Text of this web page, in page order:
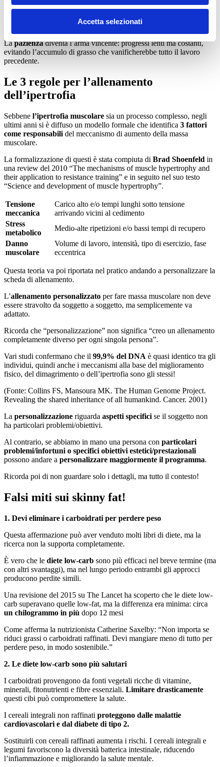
Accetta selezionati
vuole dimagrire. La differenza fondamentale per gli skinny fat è che
è molto più ridotto rispetto a chi ha una
Lapazienzadiventa l’arma vincente: progressi lenti ma costanti,
evitando l’accumulo di grasso che vanificherebbe tutto il lavoro
precedente.
Le 3 regole per l’allenamento
dell’ipertrofia
Sebbene l’ipertrofia muscolare sia un processo complesso, negli
ultimi anni si è diffuso un modello formale che identifica 3 fattori
come responsabili del meccanismo di aumento della massa
muscolare.
La formalizzazione di questi è stata compiuta di Brad Shoenfeld in
una review del 2010 “The mechanisms of muscle hypertrophy and
their application to resistance training” e in seguito nel suo testo
“Science and development of muscle hypertrophy”.
Tensione
meccanica
Carico alto e/o tempi lunghi sotto tensione
arrivando vicini al cedimento
Stress
metabolico
Medio-alte ripetizioni e/o bassi tempi di recupero
Danno
muscolare
Volume di lavoro, intensità, tipo di esercizio, fase
eccentrica
Questa teoria va poi riportata nel pratico andando a personalizzare la
scheda di allenamento.
L’allenamento personalizzato per fare massa muscolare non deve
essere stravolto da soggetto a soggetto, ma semplicemente va
adattato.
Ricorda che “personalizzazione” non significa “creo un allenamento
completamente diverso per ogni singola persona”.
Vari studi confermano che il 99,9% del DNA è quasi identico tra gli
individui, quindi anche i meccanismi alla base del miglioramento
fisico, del dimagrimento o dell’ipertrofia sono gli stessi!
(Fonte: Collins FS, Mansoura MK. The Human Genome Project.
Revealing the shared inheritance of all humankind. Cancer. 2001)
La personalizzazione riguarda aspetti specifici se il soggetto non
ha particolari problemi/obiettivi.
Al contrario, se abbiamo in mano una persona con particolari
problemi/infortuni o specifici obiettivi estetici/prestazionali
possono andare a personalizzare maggiormente il programma.
Ricorda poi di non guardare solo i dettagli, ma tutto il contesto!
Falsi miti sui skinny fat!
1. Devi eliminare i carboidrati per perdere peso
Questa affermazione può aver venduto molti libri di diete, ma la
ricerca non la supporta completamente.
È vero che le diete low-carb sono più efficaci nel breve termine (ma
con altri svantaggi), ma nel lungo periodo entrambi gli approcci
producono perdite simili.
Una revisione del 2015 su The Lancet ha scoperto che le diete low-
carb superavano quelle low-fat, ma la differenza era minima: circa
un chilogrammo in più dopo 12 mesi
Come afferma la nutrizionista Catherine Saxelby: “Non importa se
riduci grassi o carboidrati raffinati. Devi mangiare meno di tutto per
perdere peso, in modo sostenibile.”
2. Le diete low-carb sono più salutari
I carboidrati provengono da fonti vegetali ricche di vitamine,
minerali, fitonutrienti e fibre essenziali. Limitare drasticamente
questi cibi può compromettere la salute.
I cereali integrali non raffinati proteggono dalle malattie
cardiovascolari e dal diabete di tipo 2.
Sostituirli con cereali raffinati aumenta i rischi. I cereali integrali e
legumi favoriscono la diversità batterica intestinale, riducendo
l’infiammazione e migliorando la salute mentale.